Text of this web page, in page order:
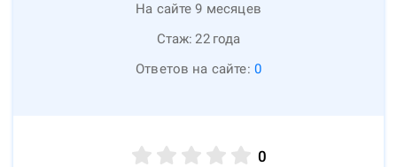
На сайте 9 месяцев
Стаж: 22 года
Ответов на сайте: 0
0